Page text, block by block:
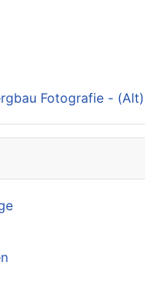
Fotografie -